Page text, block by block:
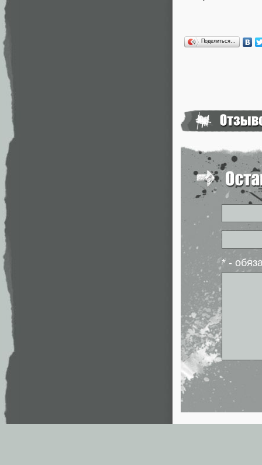
Поделиться…
* -